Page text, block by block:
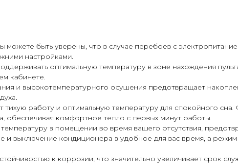
можете быть уверены, что в случае перебоев с
настройками.
оптимальную температуру в зоне нахождения
кабинете.
и высокотемпературного осушения предотвращает
работу и оптимальную температуру для спокойного сна.
обеспечивая комфортное тепло с первых минут работы.
в помещении во время вашего отсутствия,
выключение кондиционера в удобное для вас время, а
к коррозии, что значительно увеличивает срок